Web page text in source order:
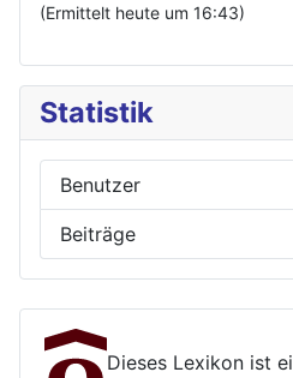
(Ermittelt heute um 16:43)
Statistik
Benutzer
Beiträge
Dieses Lexikon ist